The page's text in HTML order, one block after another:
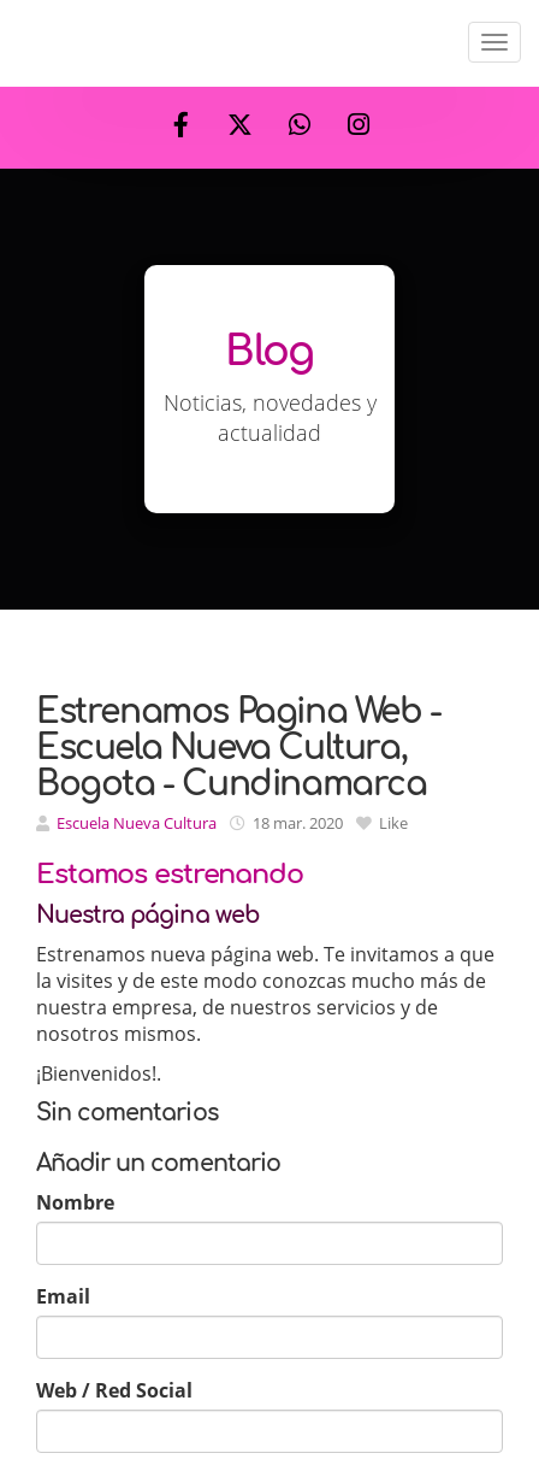
Menu
Blog
Noticias, novedades y
actualidad
Estrenamos Pagina Web -
Escuela Nueva Cultura,
Bogota - Cundinamarca
Escuela Nueva Cultura 18 mar. 2020 Like
Estamos estrenando
Nuestra página web
Estrenamos nueva página web. Te invitamos a que
la visites y de este modo conozcas mucho más de
nuestra empresa, de nuestros servicios y de
nosotros mismos.
¡Bienvenidos!.
Sin comentarios
Añadir un comentario
Nombre
Email
Web / Red Social